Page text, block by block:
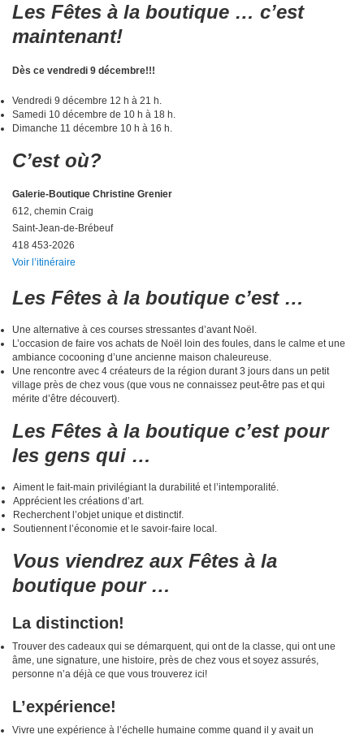
Les Fêtes à la boutique … c’est
maintenant!
Dès ce vendredi 9 décembre!!!
Vendredi 9 décembre 12 h à 21 h.
Samedi 10 décembre de 10 h à 18 h.
Dimanche 11 décembre 10 h à 16 h.
C’est où?
Galerie-Boutique Christine Grenier
612, chemin Craig
Saint-Jean-de-Brébeuf
418 453-2026
Voir l’itinéraire
Les Fêtes à la boutique c’est …
Une alternative à ces courses stressantes d’avant Noël.
L’occasion de faire vos achats de Noël loin des foules, dans le calme et une
ambiance cocooning d’une ancienne maison chaleureuse.
Une rencontre avec 4 créateurs de la région durant 3 jours dans un petit
village près de chez vous (que vous ne connaissez peut-être pas et qui
mérite d’être découvert).
Les Fêtes à la boutique c’est pour
les gens qui …
Aiment le fait-main privilégiant la durabilité et l’intemporalité.
Apprécient les créations d’art.
Recherchent l’objet unique et distinctif.
Soutiennent l’économie et le savoir-faire local.
Vous viendrez aux Fêtes à la
boutique pour …
La distinction!
Trouver des cadeaux qui se démarquent, qui ont de la classe, qui ont une
âme, une signature, une histoire, près de chez vous et soyez assurés,
personne n’a déjà ce que vous trouverez ici!
L’expérience!
Vivre une expérience à l’échelle humaine comme quand il y avait un